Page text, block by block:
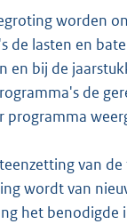
worden
de lasten en
en bij de
de
programma
van
wordt van
het benodigde